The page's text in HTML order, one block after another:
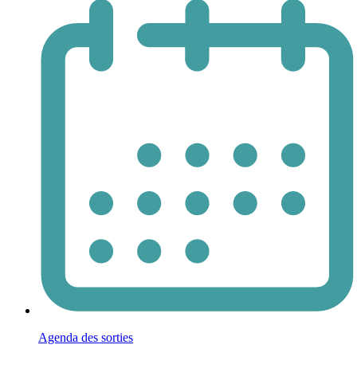
Agenda des sorties